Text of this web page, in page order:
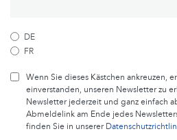
DE
FR
Wenn Sie dieses Kästchen ankreuzen,
einverstanden, unseren Newsletter zu
Newsletter jederzeit und ganz einfach
Abmeldelink am Ende jedes
finden Sie in unserer